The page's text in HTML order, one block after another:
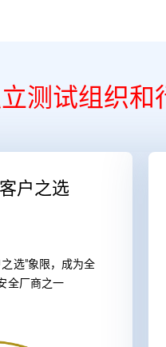
测试组织和
户之选
选"象限，成为全
全厂商之一